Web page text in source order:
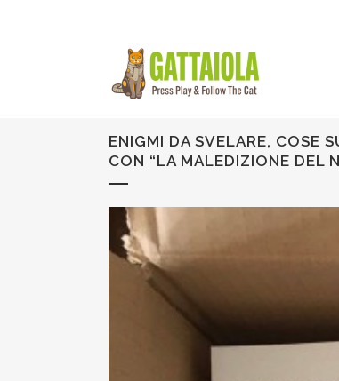
ENIGMI DA SVELARE, COSE
CON “LA MALEDIZIONE DEL